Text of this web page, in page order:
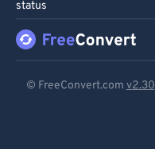
status
© FreeConvert.com v2.30